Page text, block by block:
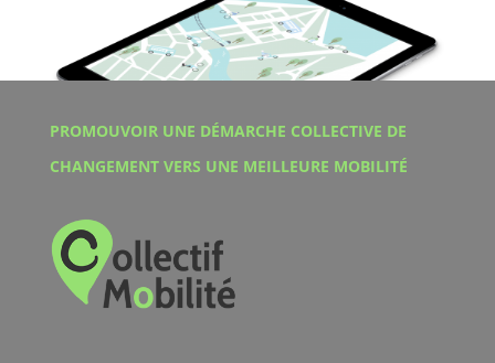
PROMOUVOIR UNE DÉMARCHE COLLECTIVE DE
CHANGEMENT VERS UNE MEILLEURE MOBILITÉ